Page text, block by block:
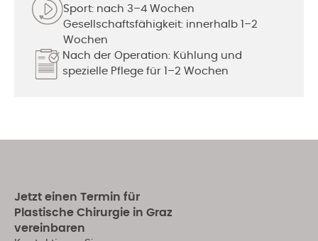
Sport: nach 3–4 Wochen
Gesellschaftsfähigkeit: innerhalb 1–2
Wochen
Nach der Operation: Kühlung und
spezielle Pflege für 1–2 Wochen
Jetzt einen Termin für
Plastische Chirurgie in Graz
vereinbaren